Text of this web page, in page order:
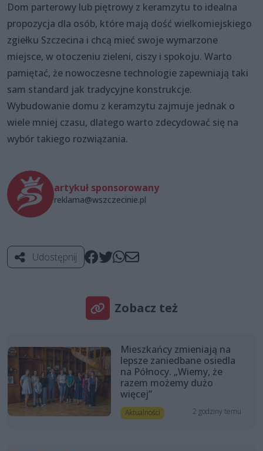
Dom parterowy lub piętrowy z keramzytu to idealna
propozycja dla osób, które mają dość wielkomiejskiego
zgiełku Szczecina i chcą mieć swoje wymarzone
miejsce, w otoczeniu zieleni, ciszy i spokoju. Warto
pamiętać, że nowoczesne technologie zapewniają taki
sam standard jak tradycyjne konstrukcje.
Wybudowanie domu z keramzytu zajmuje jednak o
wiele mniej czasu, dlatego warto zdecydować się na
wybór takiego rozwiązania.
artykuł sponsorowany
reklama@wszczecinie.pl
Udostępnij
Zobacz też
Mieszkańcy zmieniają na
lepsze zaniedbane osiedla
na Północy. „Wiemy, że
razem możemy dużo
więcej”
Aktualności 2 godziny temu